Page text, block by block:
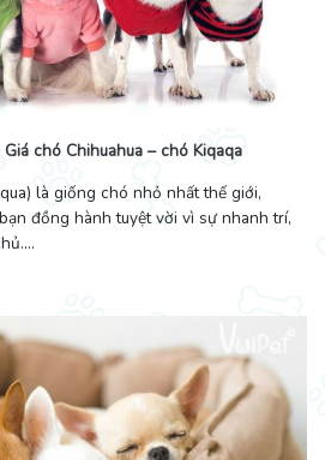
chó Chihuahua – chó Kiqaqa
là giống chó nhỏ nhất thế giới,
đồng hành tuyệt vời vì sự nhanh trí,